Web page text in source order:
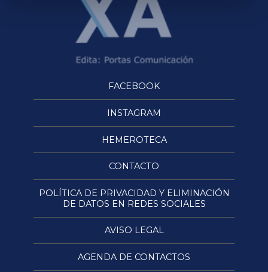
FACEBOOK
INSTAGRAM
HEMEROTECA
CONTACTO
POLÍTICA DE PRIVACIDAD Y ELIMINACIÓN
DE DATOS EN REDES SOCIALES
AVISO LEGAL
AGENDA DE CONTACTOS